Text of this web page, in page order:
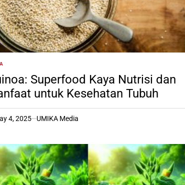
Superfood Kaya Nutrisi dan
untuk Kesehatan Tubuh
4, 2025 UMIKA Media